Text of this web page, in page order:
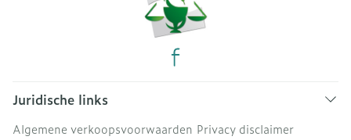
Juridische links
Algemene verkoopsvoorwaarden Privacy disclaimer